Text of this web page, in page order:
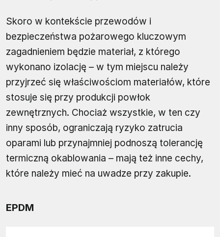
Skoro w kontekście przewodów i
bezpieczeństwa pożarowego kluczowym
zagadnieniem będzie materiał, z którego
wykonano izolację – w tym miejscu należy
przyjrzeć się właściwościom materiałów, które
stosuje się przy produkcji powłok
zewnętrznych. Chociaż wszystkie, w ten czy
inny sposób, ograniczają ryzyko zatrucia
oparami lub przynajmniej podnoszą tolerancję
termiczną okablowania – mają też inne cechy,
które należy mieć na uwadze przy zakupie.
EPDM